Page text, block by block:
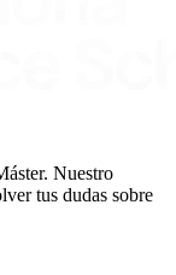
Nuestro
tus dudas sobre